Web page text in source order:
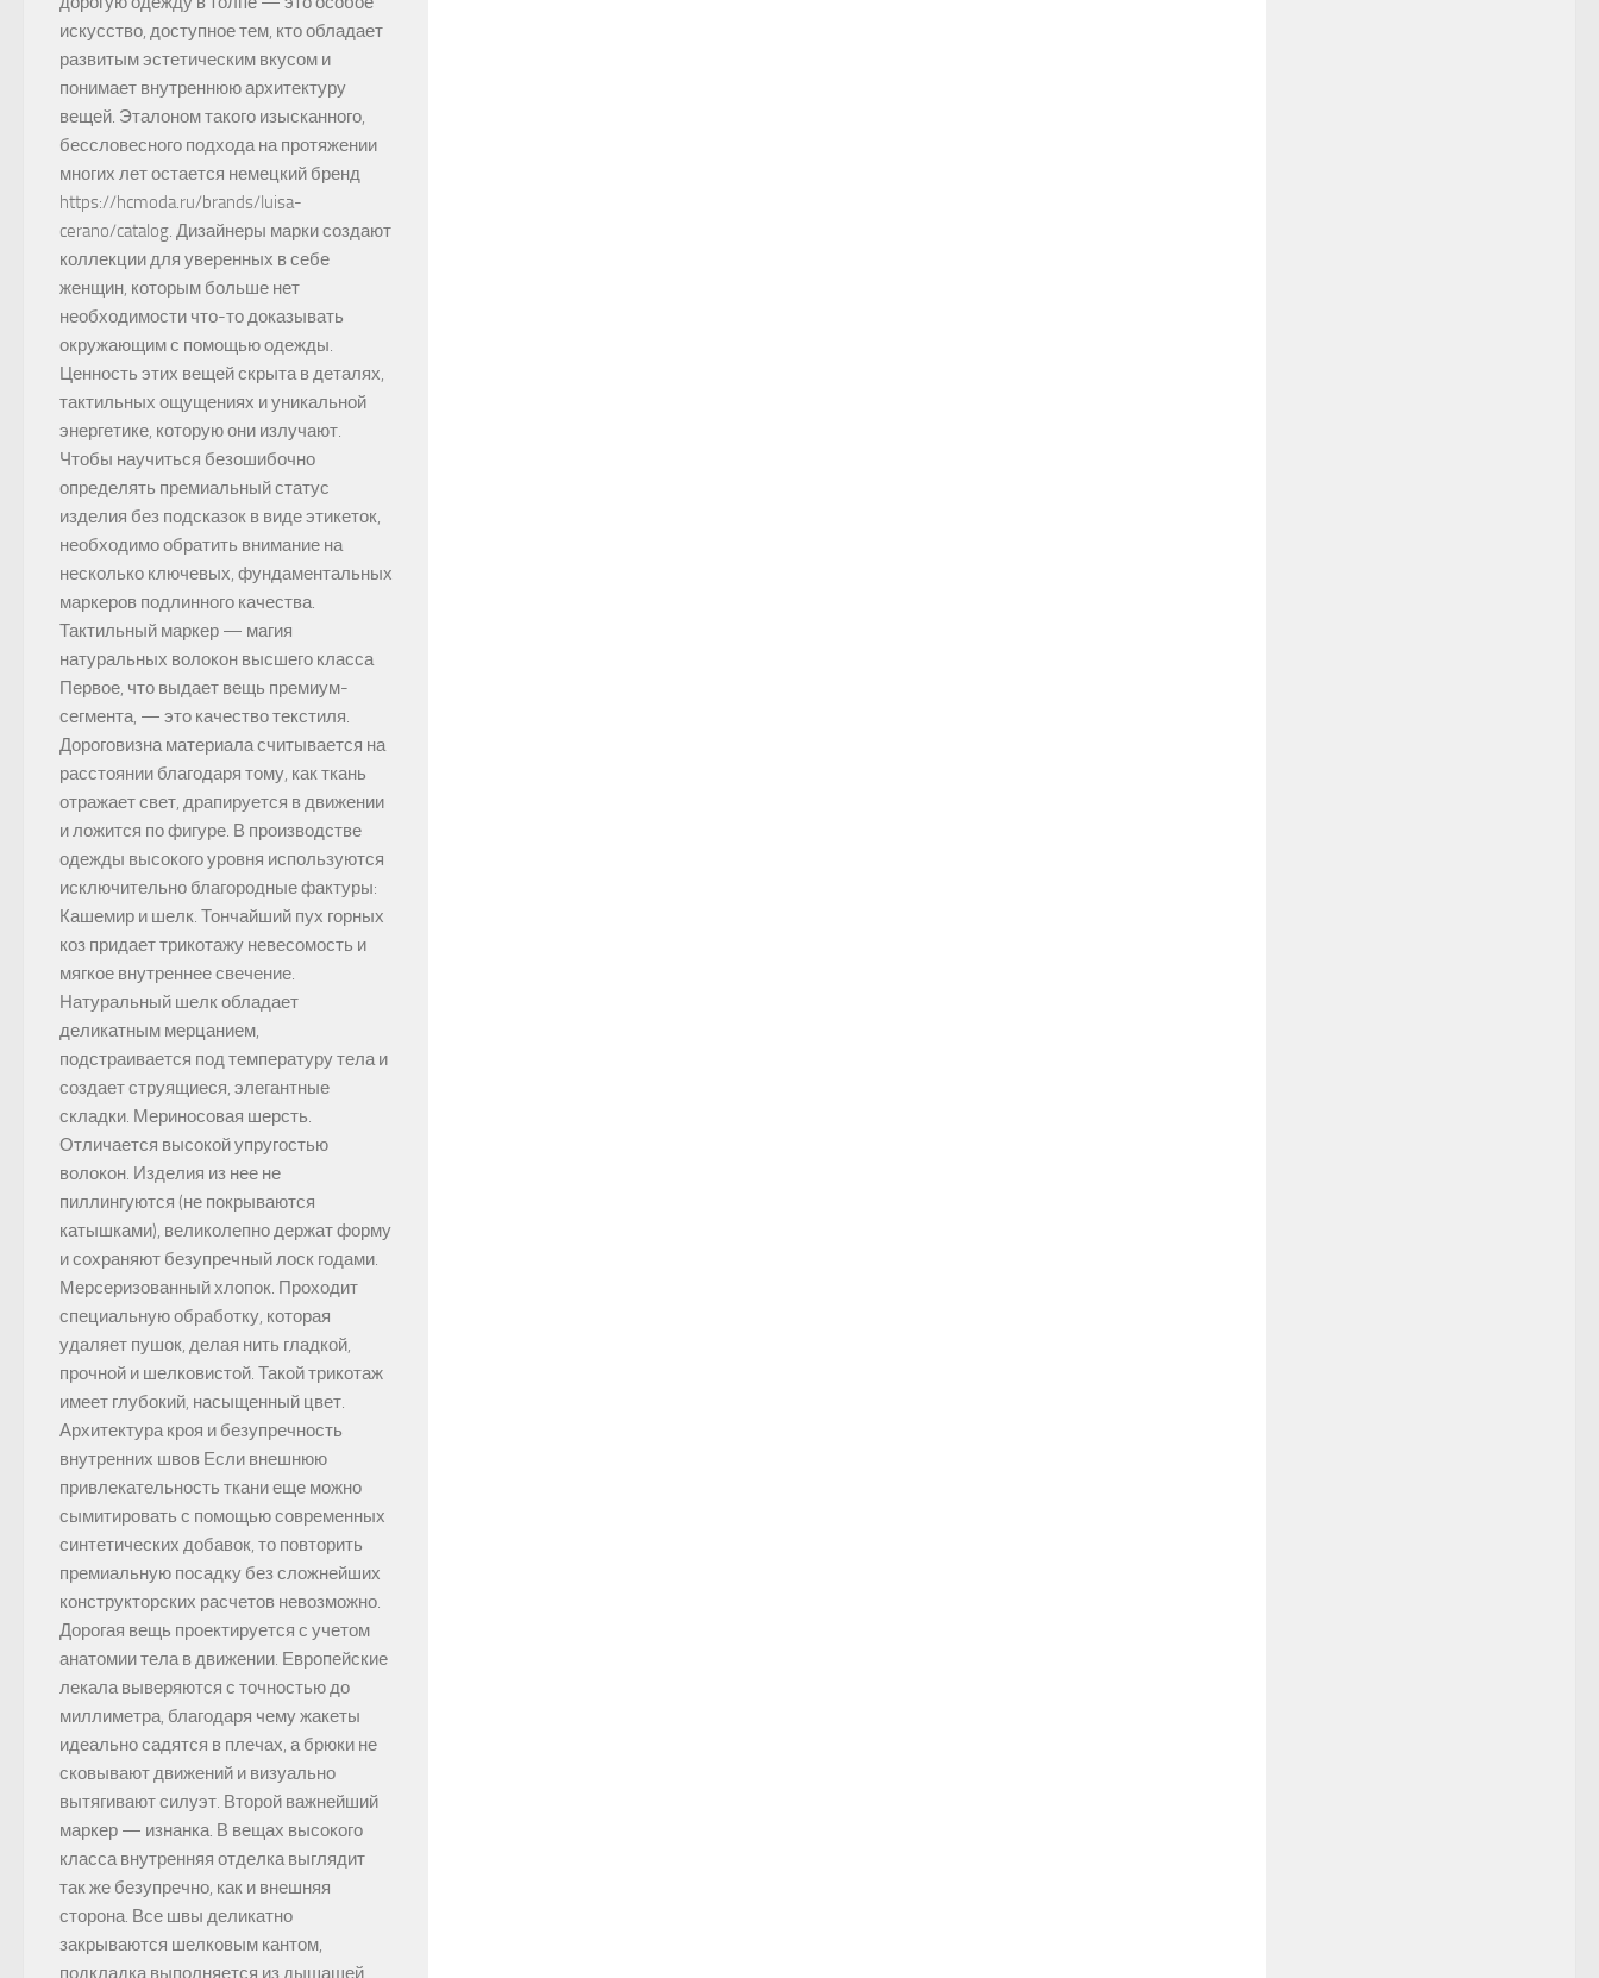
искусство, доступное тем, кто обладает
развитым эстетическим вкусом и
понимает внутреннюю архитектуру
вещей. Эталоном такого изысканного,
бессловесного подхода на протяжении
многих лет остается немецкий бренд
https://hcmoda.ru/brands/luisa-
cerano/catalog. Дизайнеры марки создают
коллекции для уверенных в себе
женщин, которым больше нет
необходимости что-то доказывать
окружающим с помощью одежды.
Ценность этих вещей скрыта в деталях,
тактильных ощущениях и уникальной
энергетике, которую они излучают.
Чтобы научиться безошибочно
определять премиальный статус
изделия без подсказок в виде этикеток,
необходимо обратить внимание на
несколько ключевых, фундаментальных
маркеров подлинного качества.
Тактильный маркер — магия
натуральных волокон высшего класса
Первое, что выдает вещь премиум-
сегмента, — это качество текстиля.
Дороговизна материала считывается на
расстоянии благодаря тому, как ткань
отражает свет, драпируется в движении
и ложится по фигуре. В производстве
одежды высокого уровня используются
исключительно благородные фактуры:
Кашемир и шелк. Тончайший пух горных
коз придает трикотажу невесомость и
мягкое внутреннее свечение.
Натуральный шелк обладает
деликатным мерцанием,
подстраивается под температуру тела и
создает струящиеся, элегантные
складки. Мериносовая шерсть.
Отличается высокой упругостью
волокон. Изделия из нее не
пиллингуются (не покрываются
катышками), великолепно держат форму
и сохраняют безупречный лоск годами.
Мерсеризованный хлопок. Проходит
специальную обработку, которая
удаляет пушок, делая нить гладкой,
прочной и шелковистой. Такой трикотаж
имеет глубокий, насыщенный цвет.
Архитектура кроя и безупречность
внутренних швов Если внешнюю
привлекательность ткани еще можно
сымитировать с помощью современных
синтетических добавок, то повторить
премиальную посадку без сложнейших
конструкторских расчетов невозможно.
Дорогая вещь проектируется с учетом
анатомии тела в движении. Европейские
лекала выверяются с точностью до
миллиметра, благодаря чему жакеты
идеально садятся в плечах, а брюки не
сковывают движений и визуально
вытягивают силуэт. Второй важнейший
маркер — изнанка. В вещах высокого
класса внутренняя отделка выглядит
так же безупречно, как и внешняя
сторона. Все швы деликатно
закрываются шелковым кантом,
подкладка выполняется из дышащей